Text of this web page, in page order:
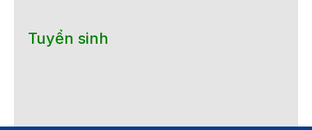
Tuyển sinh